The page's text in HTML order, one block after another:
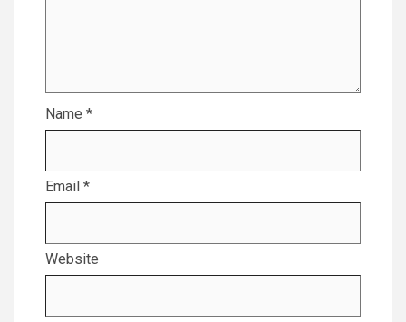
Name *
Email *
Website